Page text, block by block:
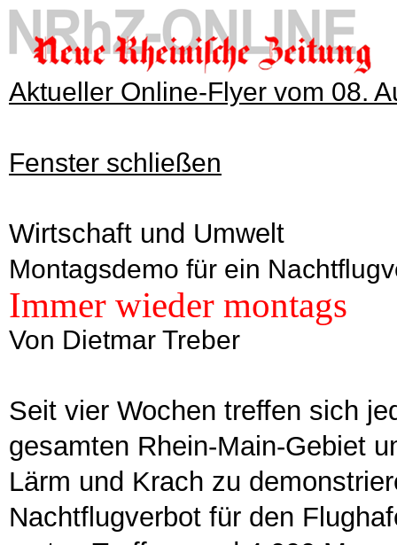
Aktueller Online-Flyer vom 08.
Fenster schließen
Wirtschaft und Umwelt
Montagsdemo für ein
Immer wieder montags
Von Dietmar Treber
Seit vier Wochen treffen sich
gesamten Rhein-Main-Gebiet
Lärm und Krach zu
Nachtflugverbot für den